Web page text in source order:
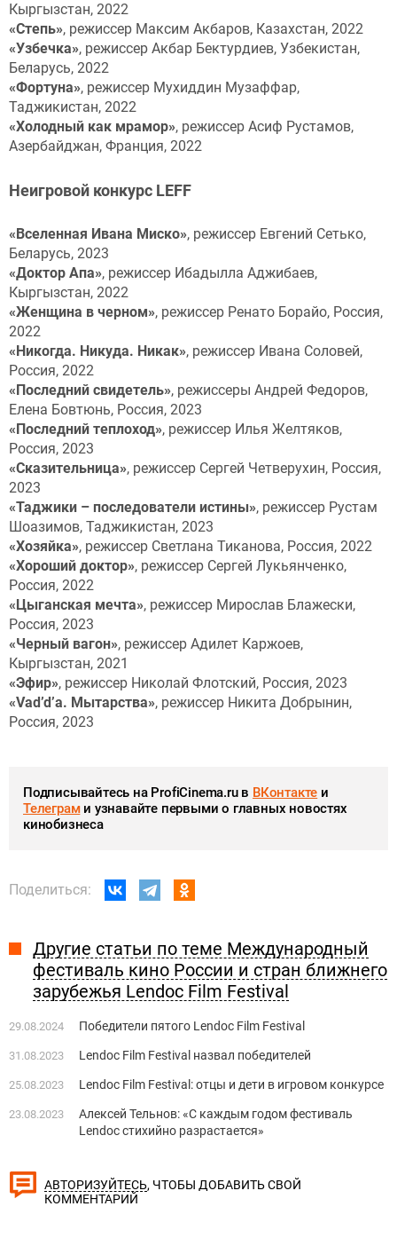
Кыргызстан, 2022
«Степь», режиссер Максим Акбаров, Казахстан, 2022
«Узбечка», режиссер Акбар Бектурдиев, Узбекистан,
Беларусь, 2022
«Фортуна», режиссер Мухиддин Музаффар,
Таджикистан, 2022
«Холодный как мрамор», режиссер Асиф Рустамов,
Азербайджан, Франция, 2022
Неигровой конкурс LEFF
«Вселенная Ивана Миско», режиссер Евгений Сетько,
Беларусь, 2023
«Доктор Апа», режиссер Ибадылла Аджибаев,
Кыргызстан, 2022
«Женщина в черном», режиссер Ренато Борайо, Россия,
2022
«Никогда. Никуда. Никак», режиссер Ивана Соловей,
Россия, 2022
«Последний свидетель», режиссеры Андрей Федоров,
Елена Бовтюнь, Россия, 2023
«Последний теплоход», режиссер Илья Желтяков,
Россия, 2023
«Сказительница», режиссер Сергей Четверухин, Россия,
2023
«Таджики – последователи истины», режиссер Рустам
Шоазимов, Таджикистан, 2023
«Хозяйка», режиссер Светлана Тиканова, Россия, 2022
«Хороший доктор», режиссер Сергей Лукьянченко,
Россия, 2022
«Цыганская мечта», режиссер Мирослав Блажески,
Россия, 2023
«Черный вагон», режиссер Адилет Каржоев,
Кыргызстан, 2021
«Эфир», режиссер Николай Флотский, Россия, 2023
«Vad’d’a. Мытарства», режиссер Никита Добрынин,
Россия, 2023
Подписывайтесь на ProfiCinema.ru в ВКонтакте и
Телеграми узнавайте первыми о главных новостях
кинобизнеса
Поделиться:
Другие статьи по теме Международный
фестиваль кино России и стран ближнего
зарубежья Lendoc Film Festival
29.08.2024 Победители пятого Lendoc Film Festival
31.08.2023 Lendoc Film Festival назвал победителей
25.08.2023 Lendoc Film Festival: отцы и дети в игровом конкурсе
23.08.2023
Алексей Тельнов: «С каждым годом фестиваль
Lendoc стихийно разрастается»
АВТОРИЗУЙТЕСЬ, ЧТОБЫ ДОБАВИТЬ СВОЙ
КОММЕНТАРИЙ